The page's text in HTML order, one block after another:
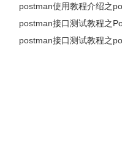
postman使用教程介绍之
postman接口测试教程之
postman接口测试教程之